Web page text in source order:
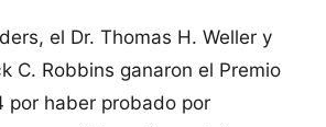
el Dr. Thomas H. Weller y
C. Robbins ganaron el Premio
por haber probado por